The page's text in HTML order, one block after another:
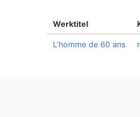
Werktitel
L'homme de 60 ans